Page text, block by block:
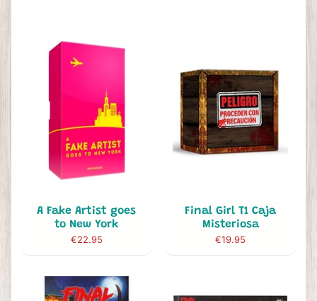
A Fake Artist goes
to New York
€22.95
Final Girl T1 Caja
Misteriosa
€19.95